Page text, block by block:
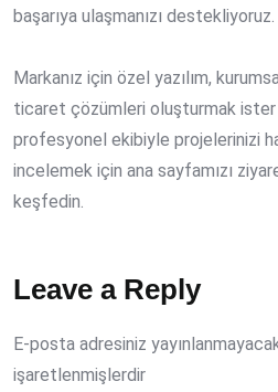
başarıya ulaşmanızı destekliyoruz.
Markanız için özel yazılım,
ticaret çözümleri oluşturmak ister
profesyonel ekibiyle projelerinizi
incelemek için ana sayfamızı
keşfedin.
Leave a Reply
E-posta adresiniz
işaretlenmişlerdir